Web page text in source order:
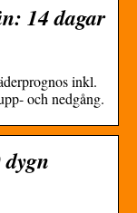
14 dagar
inkl.
och nedgång.